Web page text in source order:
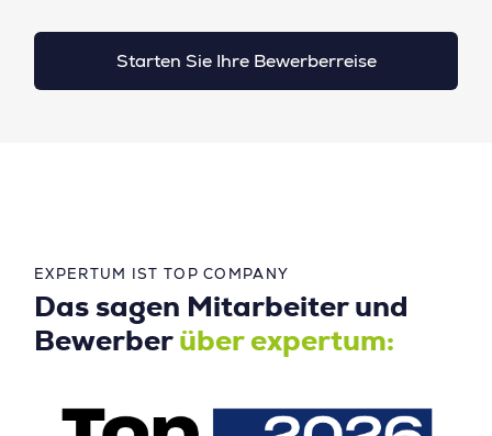
Starten Sie Ihre Bewerberreise
EXPERTUM IST TOP COMPANY
Das sagen Mitarbeiter und
Bewerber über expertum: